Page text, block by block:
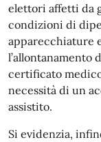
elettori affetti da
condizioni di
apparecchiature
l’allontanamento
certificato
necessità di un
assistito.
Si evidenzia,